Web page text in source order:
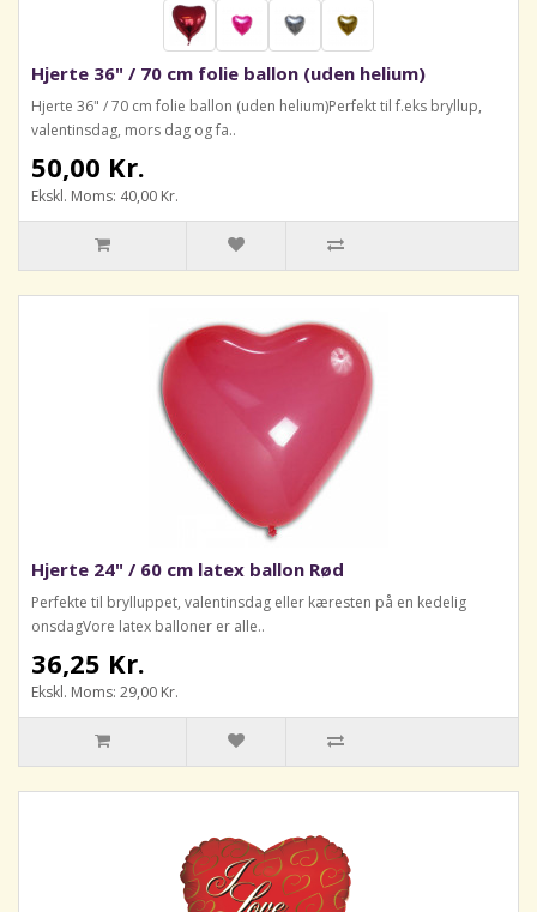
Hjerte 36" / 70 cm folie ballon (uden helium)
Hjerte 36" / 70 cm folie ballon (uden helium)Perfekt til f.eks bryllup,
valentinsdag, mors dag og fa..
50,00 Kr.
Ekskl. Moms: 40,00 Kr.
Hjerte 24" / 60 cm latex ballon Rød
Perfekte til brylluppet, valentinsdag eller kæresten på en kedelig
onsdagVore latex balloner er alle..
36,25 Kr.
Ekskl. Moms: 29,00 Kr.